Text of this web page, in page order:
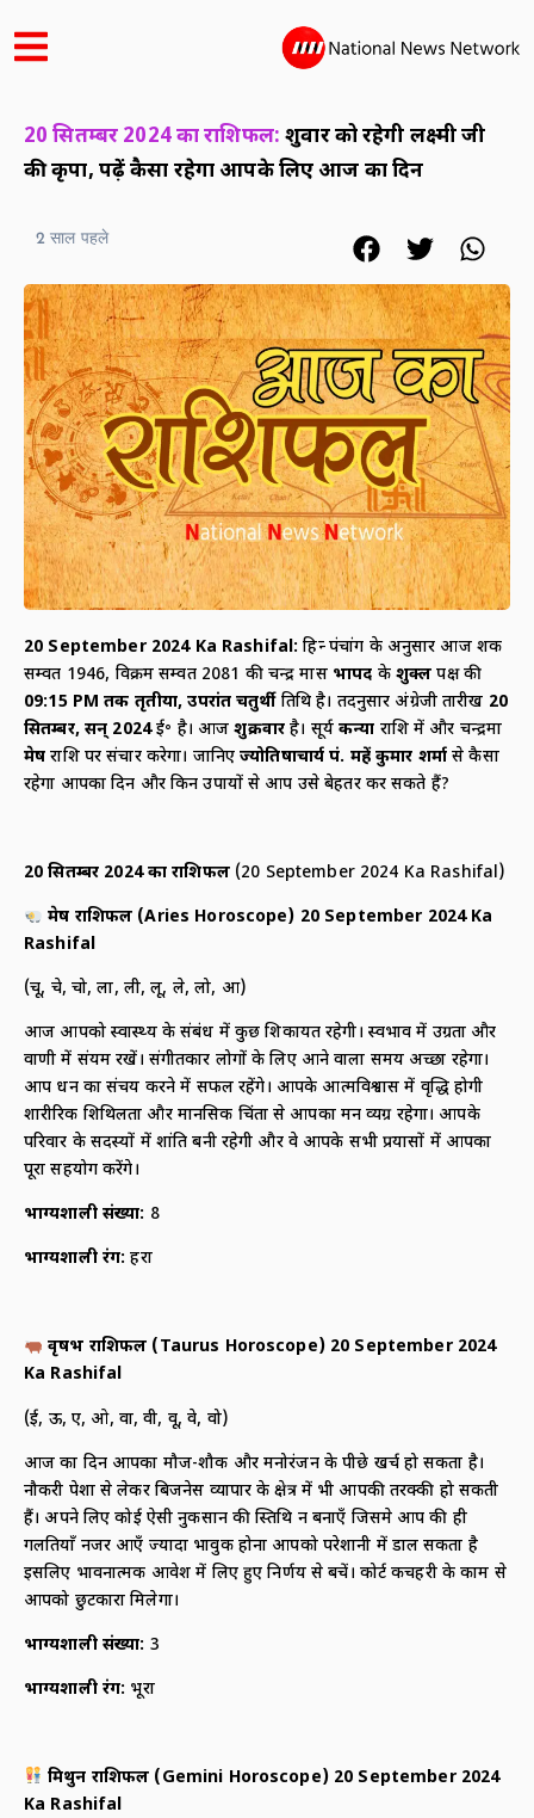
20 सितम्बर 2024 का राशिफल: शुक्रवार को रहेगी लक्ष्मी जी
की कृपा, पढ़ें कैसा रहेगा आपके लिए आज का दिन
2 साल पहले
20 September 2024 Ka Rashifal:हिन्दू पंचांग के अनुसार आज शक
सम्वत 1946, विक्रम सम्वत 2081 की चन्द्र मास भाद्रपद के शुक्लपक्ष की
09:15 PMतक तृतीया, उपरांत चतुर्थीतिथि है। तदनुसार अंग्रेजी तारीख 20
सितम्बर,सन् 2024ई॰ है। आजशुक्रवारहै। सूर्यकन्या राशि में और चन्द्रमा
मेषराशि पर संचार करेगा। जानिएज्योतिषाचार्य पं. महेंद्र कुमार शर्मासे कैसा
रहेगा आपका दिन और किन उपायों से आप उसे बेहतर कर सकते हैं?
20सितम्बर 2024का राशिफल(20 September 2024 Ka Rashifal)
मेष राशिफल (Aries Horoscope) 20 September 2024 Ka
Rashifal
(चू, चे, चो, ला, ली, लू, ले, लो, आ)
आज आपको स्वास्थ्य के संबंध में कुछ शिकायत रहेगी। स्वभाव में उग्रता और
वाणी में संयम रखें। संगीतकार लोगों के लिए आने वाला समय अच्छा रहेगा।
आप धन का संचय करने में सफल रहेंगे। आपके आत्मविश्वास में वृद्धि होगी
शारीरिक शिथिलता और मानसिक चिंता से आपका मन व्यग्र रहेगा। आपके
परिवार के सदस्यों में शांति बनी रहेगी और वे आपके सभी प्रयासों में आपका
पूरा सहयोग करेंगे।
भाग्यशाली संख्या: 8
भाग्यशाली रंग: हरा
वृषभ राशिफल (Taurus Horoscope) 20 September 2024
Ka Rashifal
(ई, ऊ, ए, ओ, वा, वी, वू, वे, वो)
आज का दिन आपका मौज-शौक और मनोरंजन के पीछे खर्च हो सकता है।
नौकरी पेशा से लेकर बिजनेस व्यापार के क्षेत्र में भी आपकी तरक्की हो सकती
हैं। अपने लिए कोई ऐसी नुकसान की स्तिथि न बनाएँ जिसमे आप की ही
गलतियाँ नजर आएँ ज्यादा भावुक होना आपको परेशानी में डाल सकता है
इसलिए भावनात्मक आवेश में लिए हुए निर्णय से बचें। कोर्ट कचहरी के काम से
आपको छुटकारा मिलेगा।
भाग्यशाली संख्या: 3
भाग्यशाली रंग: भूरा
मिथुन राशिफल (Gemini Horoscope) 20 September 2024
Ka Rashifal